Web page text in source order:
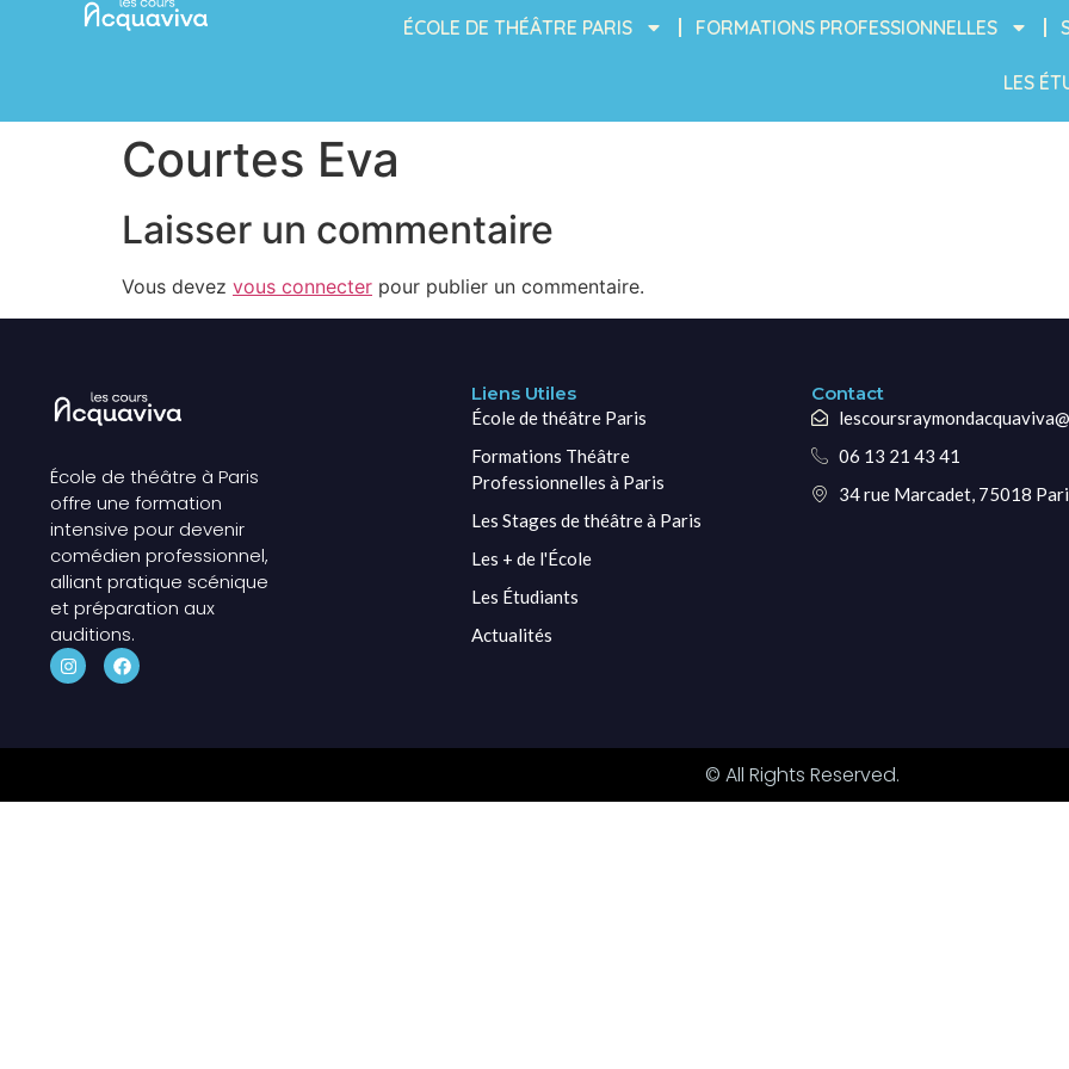
ÉCOLE DE THÉÂTRE PARIS FORMATIONS PROFESSIONNELLES
LES
Courtes Eva
Laisser un commentaire
Vous devez vous connecter pour publier un commentaire.
École de théâtre à Paris
offre une formation
intensive pour devenir
comédien professionnel,
alliant pratique scénique
et préparation aux
auditions.
Liens Utiles
École de théâtre Paris
Formations Théâtre
Professionnelles à Paris
Les Stages de théâtre à Paris
Les + de l'École
Les Étudiants
Actualités
Contact
06 13 21 43 41
34 rue Marcadet, 75018
© All Rights Reserved.